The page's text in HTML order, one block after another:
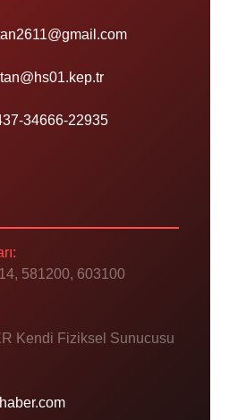
34666-22935
581200, 603100
Kendi Fiziksel Sunucusu